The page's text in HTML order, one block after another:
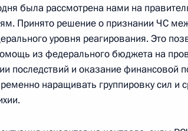
Военно-Морского Флота
была рассмотрена нами на
Принято решение о признании ЧС
уровня реагирования. Это
из федерального бюджета на
последствий и оказание финансовой
наращивать группировку сил и